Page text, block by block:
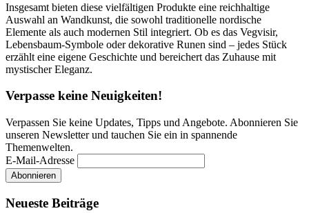
Insgesamt bieten diese vielfältigen Produkte eine reichhaltige
Auswahl an Wandkunst, die sowohl traditionelle nordische
Elemente als auch modernen Stil integriert. Ob es das Vegvisir,
Lebensbaum-Symbole oder dekorative Runen sind – jedes Stück
erzählt eine eigene Geschichte und bereichert das Zuhause mit
mystischer Eleganz.
Verpasse keine Neuigkeiten!
Verpassen Sie keine Updates, Tipps und Angebote. Abonnieren Sie
unseren Newsletter und tauchen Sie ein in spannende
Themenwelten.
E-Mail-Adresse
Neueste Beiträge